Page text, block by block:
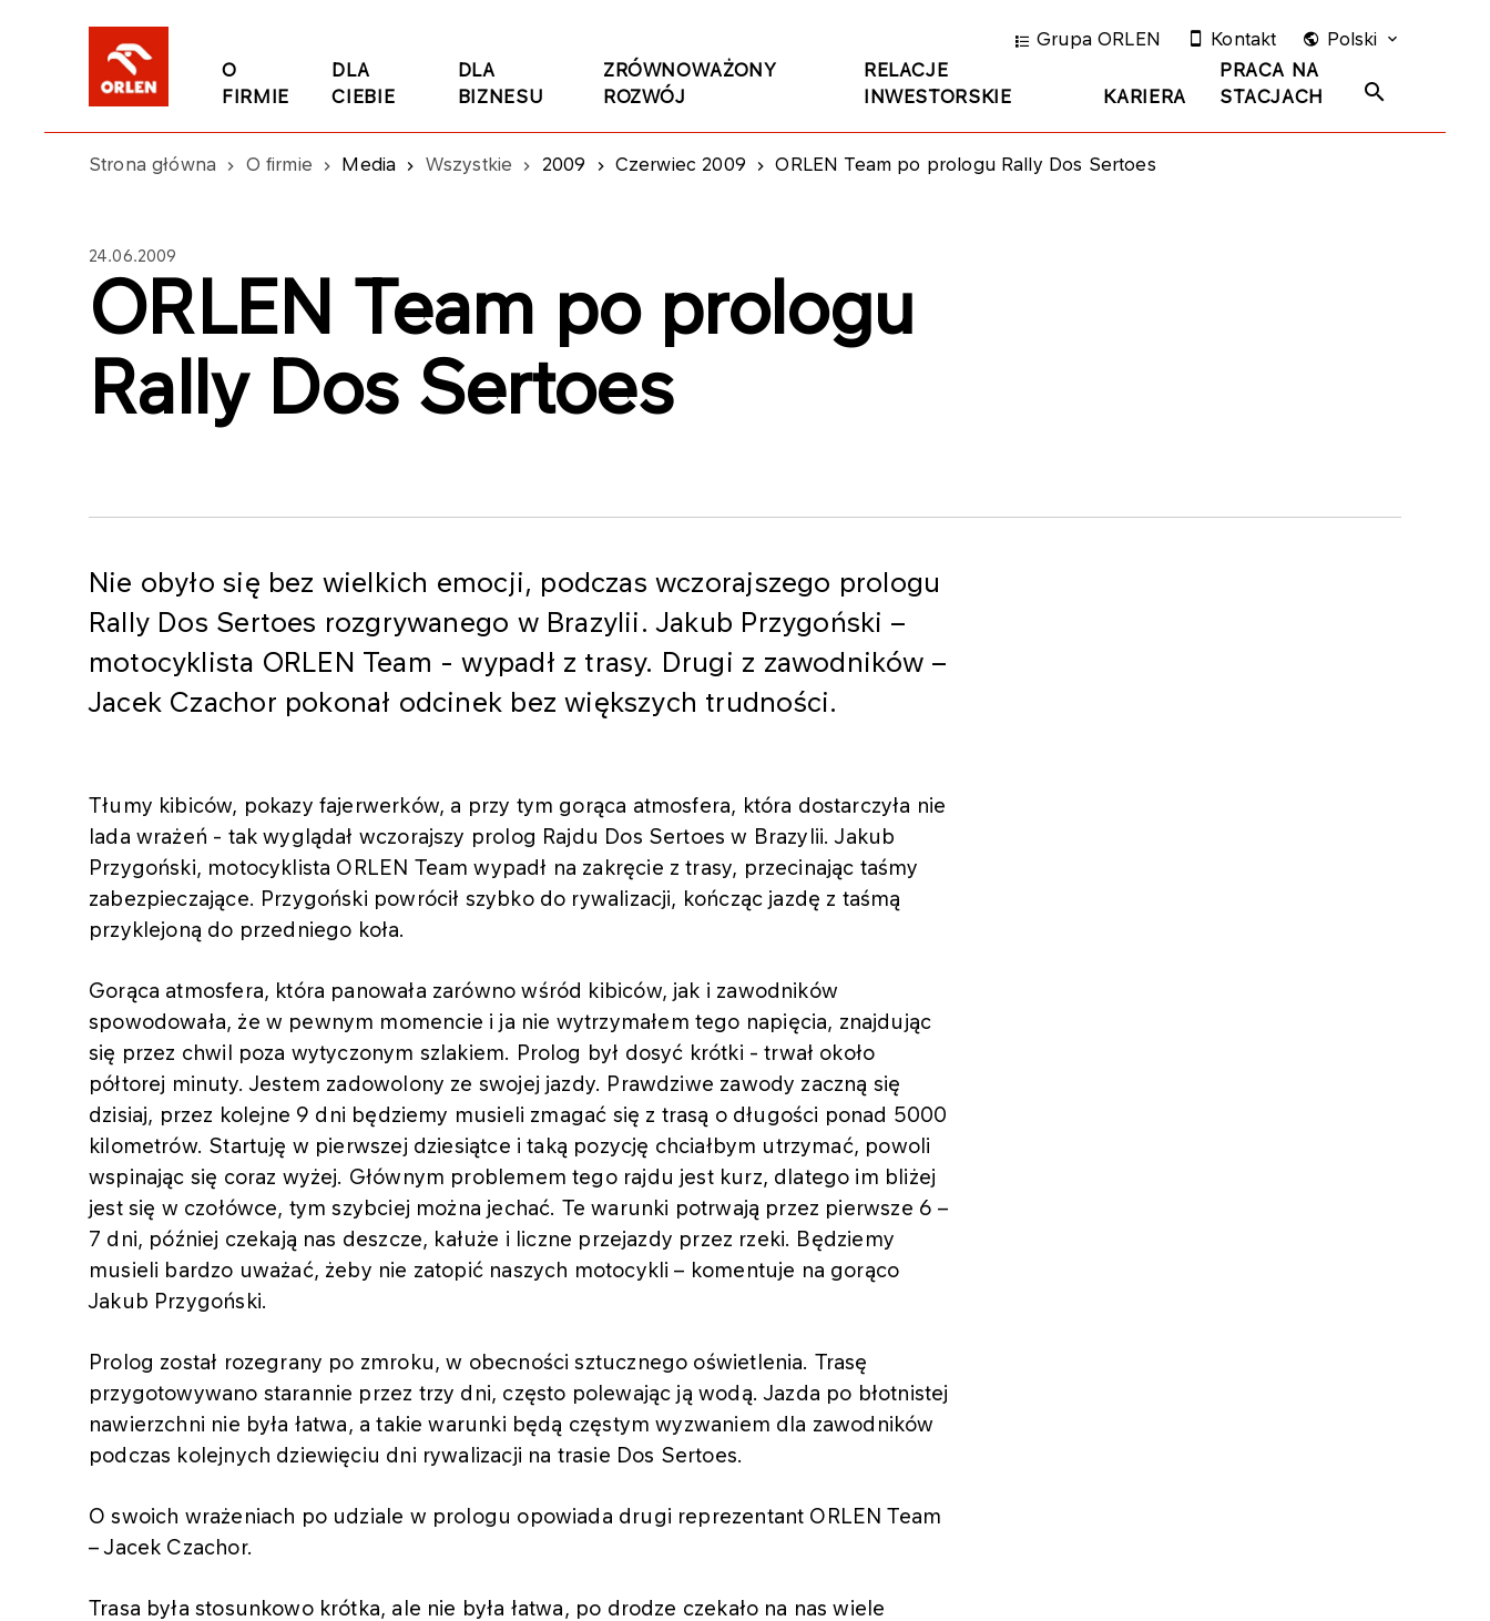
O
FIRMIE
DLA
CIEBIE
DLA
BIZNESU
ZRÓWNOWAŻONY
ROZWÓJ
RELACJE
INWESTORSKIE
KARIERA
PRACA NA
STACJACH
Grupa ORLEN Kontakt Polski
Strona główna O firmie Media Wszystkie 2009 Czerwiec 2009 ORLEN Team po prologu Rally Dos Sertoes
24.06.2009
ORLEN Team po prologu
Rally Dos Sertoes
Nie obyło się bez wielkich emocji, podczas wczorajszego prologu
Rally Dos Sertoes rozgrywanego w Brazylii. Jakub Przygoński –
motocyklista ORLEN Team - wypadł z trasy. Drugi z zawodników –
Jacek Czachor pokonał odcinek bez większych trudności.
Tłumy kibiców, pokazy fajerwerków, a przy tym gorąca atmosfera, która dostarczyła nie
lada wrażeń - tak wyglądał wczorajszy prolog Rajdu Dos Sertoes w Brazylii. Jakub
Przygoński, motocyklista ORLEN Team wypadł na zakręcie z trasy, przecinając taśmy
zabezpieczające. Przygoński powrócił szybko do rywalizacji, kończąc jazdę z taśmą
przyklejoną do przedniego koła.
Gorąca atmosfera, która panowała zarówno wśród kibiców, jak i zawodników
spowodowała, że w pewnym momencie i ja nie wytrzymałem tego napięcia, znajdując
się przez chwil poza wytyczonym szlakiem. Prolog był dosyć krótki - trwał około
półtorej minuty. Jestem zadowolony ze swojej jazdy. Prawdziwe zawody zaczną się
dzisiaj, przez kolejne 9 dni będziemy musieli zmagać się z trasą o długości ponad 5000
kilometrów. Startuję w pierwszej dziesiątce i taką pozycję chciałbym utrzymać, powoli
wspinając się coraz wyżej. Głównym problemem tego rajdu jest kurz, dlatego im bliżej
jest się w czołówce, tym szybciej można jechać. Te warunki potrwają przez pierwsze 6 –
7 dni, później czekają nas deszcze, kałuże i liczne przejazdy przez rzeki. Będziemy
musieli bardzo uważać, żeby nie zatopić naszych motocykli – komentuje na gorąco
Jakub Przygoński.
Prolog został rozegrany po zmroku, w obecności sztucznego oświetlenia. Trasę
przygotowywano starannie przez trzy dni, często polewając ją wodą. Jazda po błotnistej
nawierzchni nie była łatwa, a takie warunki będą częstym wyzwaniem dla zawodników
podczas kolejnych dziewięciu dni rywalizacji na trasie Dos Sertoes.
O swoich wrażeniach po udziale w prologu opowiada drugi reprezentant ORLEN Team
– Jacek Czachor.
Trasa była stosunkowo krótka, ale nie była łatwa, po drodze czekało na nas wiele